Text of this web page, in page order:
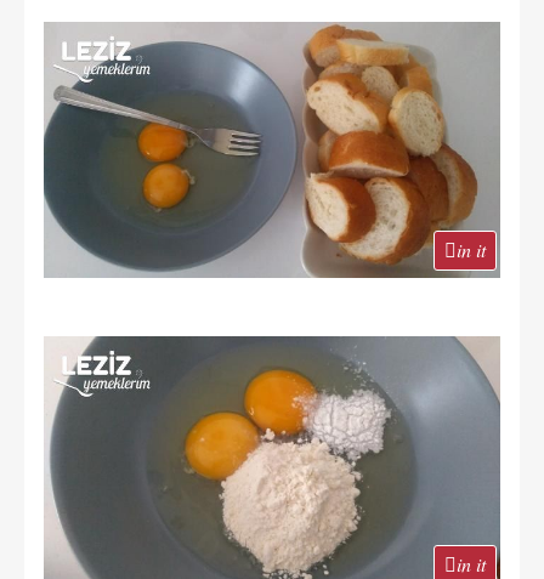
in it
in it